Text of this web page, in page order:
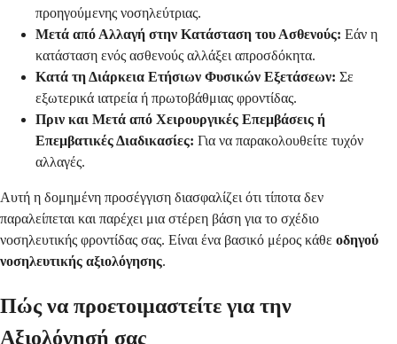
προηγούμενης νοσηλεύτριας.
Μετά από Αλλαγή στην Κατάσταση του Ασθενούς: Εάν η
κατάσταση ενός ασθενούς αλλάξει απροσδόκητα.
Κατά τη Διάρκεια Ετήσιων Φυσικών Εξετάσεων: Σε
εξωτερικά ιατρεία ή πρωτοβάθμιας φροντίδας.
Πριν και Μετά από Χειρουργικές Επεμβάσεις ή
Επεμβατικές Διαδικασίες: Για να παρακολουθείτε τυχόν
αλλαγές.
Αυτή η δομημένη προσέγγιση διασφαλίζει ότι τίποτα δεν
παραλείπεται και παρέχει μια στέρεη βάση για το σχέδιο
νοσηλευτικής φροντίδας σας. Είναι ένα βασικό μέρος κάθε οδηγού
νοσηλευτικής αξιολόγησης.
Πώς να προετοιμαστείτε για την
Αξιολόγησή σας